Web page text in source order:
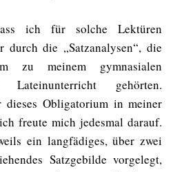
ich für solche Lektüren
durch die „Satzanalysen“, die
zu meinem gymnasialen
gehörten.
dieses Obligatorium in meiner
freute mich jedesmal darauf.
ein langfädiges, über zwei
Satzgebilde vorgelegt,